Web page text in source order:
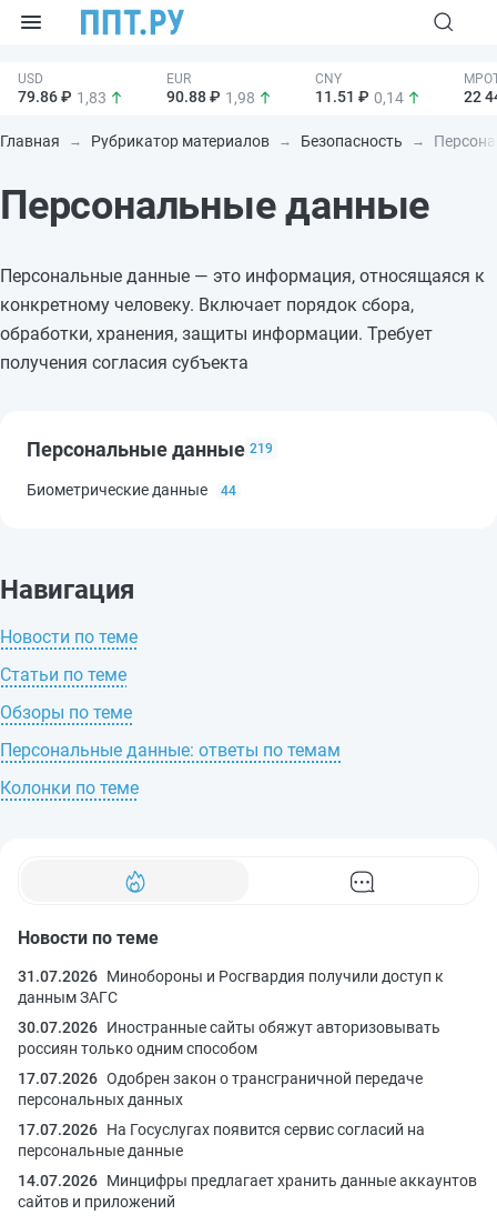
79.86 ₽ 1,83 90.88 ₽ 1,98 11.51 ₽ 0,14 22
Главная Рубрикатор материалов Безопасность
Персональные данные
Персональные данные — это информация, относящаяся к
конкретному человеку. Включает порядок сбора,
обработки, хранения, защиты информации. Требует
получения согласия субъекта
Персональные данные 219
Биометрические данные 44
Новости по теме
31.07.2026 Минобороны и Росгвардия получили доступ к
данным ЗАГС
30.07.2026 Иностранные сайты обяжут авторизовывать
россиян только одним способом
17.07.2026 Одобрен закон о трансграничной передаче
персональных данных
17.07.2026 На Госуслугах появится сервис согласий на
персональные данные
14.07.2026 Минцифры предлагает хранить данные аккаунтов
сайтов и приложений
Навигация
Новости по теме
Статьи по теме
Обзоры по теме
Персональные данные: ответы по темам
Колонки по теме